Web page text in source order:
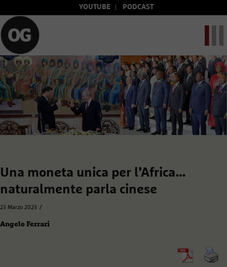
YOUTUBE PODCAST
Una moneta unica per l’Africa…
naturalmente parla cinese
23 Marzo 2023 /
Angelo Ferrari